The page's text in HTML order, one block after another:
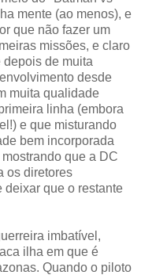
mente (ao menos), e
que não fazer um
missões, e claro
de muita
desde
muita qualidade
linha (embora
e que misturando
bem incorporada
que a DC
os diretores
deixar que o restante
imbatível,
ilha em que é
Quando o piloto